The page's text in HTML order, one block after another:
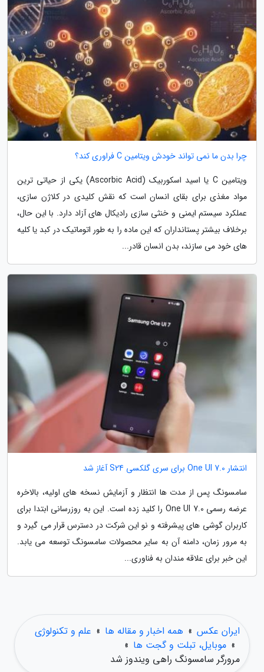
چرا بدن ما نمی تواند خودش ویتامین C فراوری کند؟
ویتامین C یا اسید اسکوربیک (Ascorbic Acid) یکی از حیاتی ترین
مواد مغذی برای بقای انسان است که نقش کلیدی در کلاژن سازی،
عملکرد سیستم ایمنی و خنثی سازی رادیکال های آزاد دارد. با این حال،
برخلاف بیشتر پستانداران که این ماده را به طور اتوماتیک در کبد یا کلیه
های خود می سازند، بدن انسان قادر...
انتشار One UI 7.0 برای سری گلکسی S24 آغاز شد
سامسونگ پس از مدت ها انتظار و آزمایش نسخه های اولیه، بالاخره
عرضه رسمی One UI 7.0 را کلید زده است. این به روزرسانی ابتدا برای
کاربران گوشی های پیشرفته و نو این شرکت در دسترس قرار می گیرد و
به مرور زمان، دامنه آن به سایر محصولات سامسونگ توسعه می یابد.
این خبر برای علاقه مندان به فناوری...
ایران عکس » همه اخبار و مقاله ها » علم و تکنولوژی
» موبایل، تبلت و گجت ها »
مرورگر سامسونگ راهی ویندوز شد